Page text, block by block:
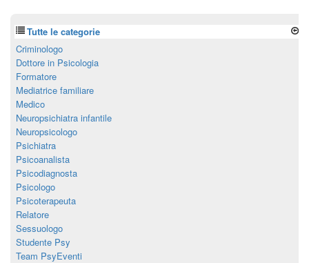
Tutte le categorie
Criminologo
Dottore in Psicologia
Formatore
Mediatrice familiare
Medico
Neuropsichiatra infantile
Neuropsicologo
Psichiatra
Psicoanalista
Psicodiagnosta
Psicologo
Psicoterapeuta
Relatore
Sessuologo
Studente Psy
Team PsyEventi